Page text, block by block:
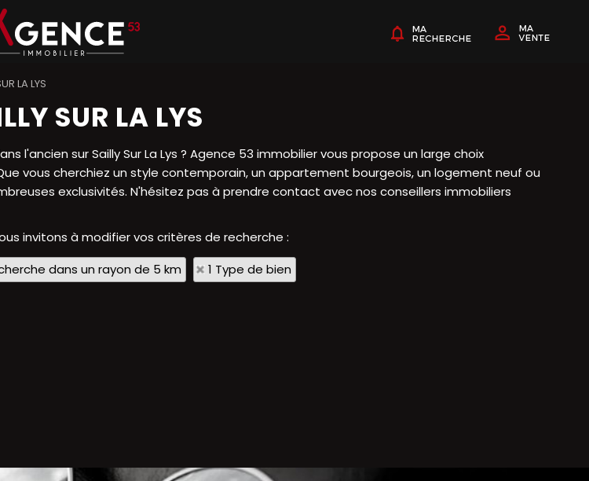
LA LYS
SUR LA LYS
sur Sailly Sur La Lys ? Agence 53 immobilier vous propose un large choix
vous cherchiez un style contemporain, un appartement bourgeois, un logement neuf ou
exclusivités. N'hésitez pas à prendre contact avec nos conseillers immobiliers
invitons à modifier vos critères de recherche :
dans un rayon de 5 km
1 Type de bien